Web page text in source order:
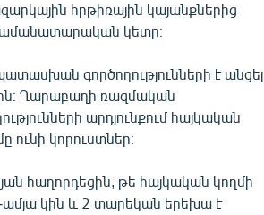
հրթիռային կայանքներից
կետը։
գործողությունների է անցել
Ղարաբաղի ռազմական
արդյունքում հայկական
ունի կորուստներ։
հաղորդեցին, թե հայկական կողմի
ամյա կին և 2 տարեկան երեխա է